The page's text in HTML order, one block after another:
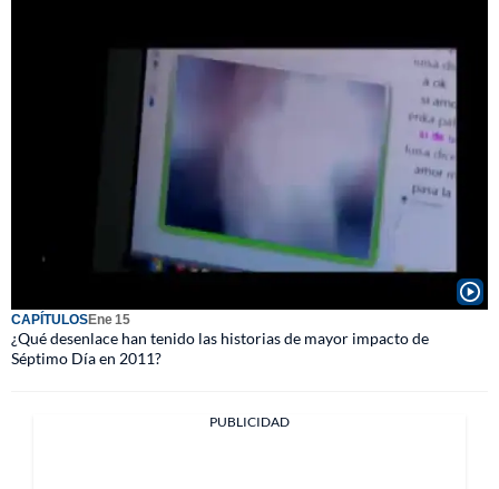
CAPÍTULOSEne 15
¿Qué desenlace han tenido las historias de mayor impacto de
Séptimo Día en 2011?
PUBLICIDAD